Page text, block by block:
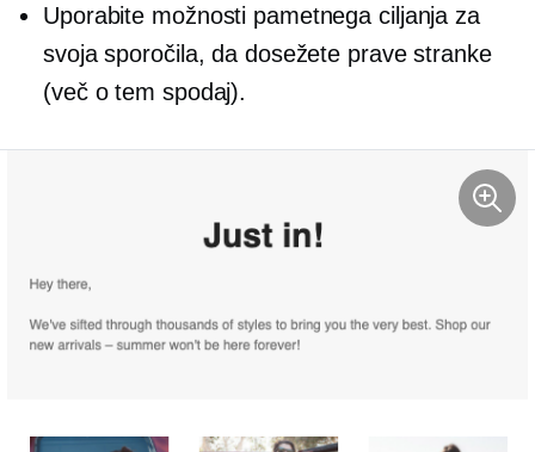
Uporabite možnosti pametnega ciljanja za
svoja sporočila, da dosežete prave stranke
(več o tem spodaj).